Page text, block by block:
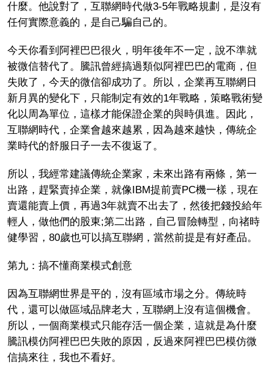
什麼。他說對了，互聯網時代做3-5年戰略規劃，是沒有
任何實際意義的，是自己騙自己的。
今天你看到阿裡巴巴很火，明年後年不一定，說不準就
被微信替代了。騰訊曾經搞過類似阿裡巴巴的電商，但
失敗了，今天的微信卻成功了。所以，企業再互聯網日
新月異的變化下，只能制定有效的1年戰略，策略戰術變
化以周為單位，這樣才能保證企業的與時俱進。因此，
互聯網時代，企業會越來越累，因為越來越快，傳統企
業時代的舒服日子一去不復返了。
所以，我經常建議傳統企業家，未來出路有兩條，第一
出路，趕緊賣掉企業，就像IBM提前賣PC機一樣，現在
賣還能賣上價，再過3年就賣不出去了，然後把錢投給年
輕人，做他們的股東;第二出路，自己冒險轉型，向禇時
健學習，80歲也可以搞互聯網，當然前提是有好產品。
第九：搞不懂商業模式創意
因為互聯網世界是平的，沒有區域市場之分。傳統時
代，還可以做區域品牌老大，互聯網上沒有這個機會。
所以，一個商業模式只能存活一個企業，這就是為什麼
騰訊模仿阿裡巴巴失敗的原因，反過來阿裡巴巴模仿微
信搞來往，我也不看好。